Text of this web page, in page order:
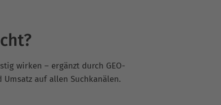
wirken – ergänzt durch GEO-
auf allen Suchkanälen.